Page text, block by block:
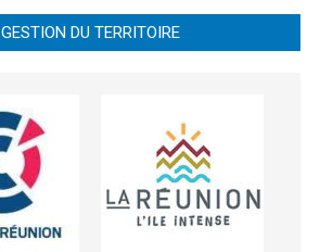
GESTION DU TERRITOIRE